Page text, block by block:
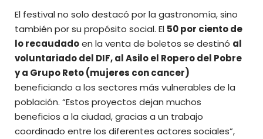
El festival no solo destacó por la gastronomía, sino
también por su propósito social. El 50 por ciento de
lo recaudadoen la venta de boletos se destinó al
voluntariado del DIF, al Asilo el Ropero del Pobre
y a Grupo Reto (mujeres con cancer)
beneficiando a los sectores más vulnerables de la
población. “Estos proyectos dejan muchos
beneficios a la ciudad, gracias a un trabajo
coordinado entre los diferentes actores sociales”,